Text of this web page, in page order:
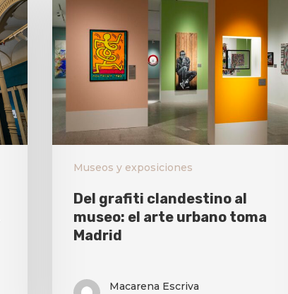
Museos y exposiciones
Del grafiti clandestino al
museo: el arte urbano toma
Madrid
Macarena Escriva